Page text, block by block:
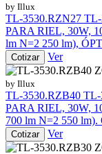
by Illux
TL-3530.RZN27
PARA RIEL, 30W,
lm N=2 250 lm),
Cotizar
Ver
by Illux
TL-3530.RZB40 TL-
PARA RIEL, 30W,
700 lm N=2 550
Cotizar
Ver